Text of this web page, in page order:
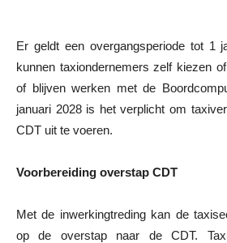
Er geldt een overgangsperiode tot 1
kunnen taxiondernemers zelf kiezen
of blijven werken met de
januari 2028 is het verplicht om
CDT uit te voeren.
Voorbereiding overstap CDT
Met de inwerkingtreding kan de
op de overstap naar de CDT.